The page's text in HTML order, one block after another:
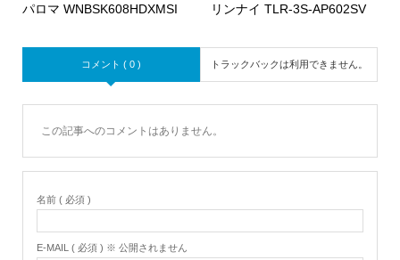
パロマ WNBSK608HDXMSI リンナイ TLR-3S-AP602SV
コメント ( 0 ) トラックバックは利用できません。
この記事へのコメントはありません。
名前 ( 必須 )
E-MAIL ( 必須 ) ※ 公開されません